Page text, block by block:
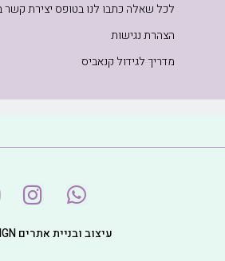
לכל שאלה כתבו לנו בטופס יצירת קשר
הצהרת נגישות
מדריך לגידול קנאביס
עיצוב ובניית אתרים WEB DESIGN